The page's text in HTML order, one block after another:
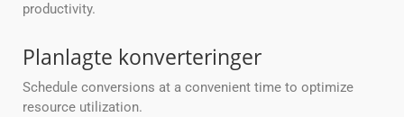
productivity.
Planlagte konverteringer
Schedule conversions at a convenient time to optimize
resource utilization.